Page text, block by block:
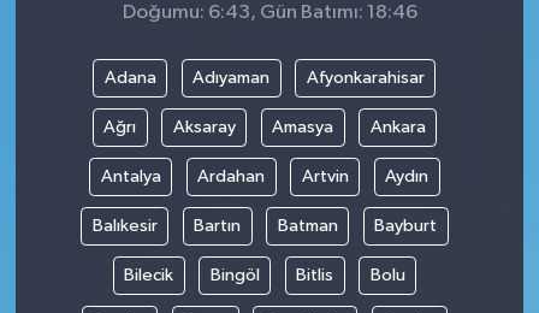
Doğumu: 6:43, Gün Batımı: 18:46
Adana Adıyaman Afyonkarahisar
Ağrı Aksaray Amasya Ankara
Antalya Ardahan Artvin Aydın
Balıkesir Bartın Batman Bayburt
Bilecik Bingöl Bitlis Bolu